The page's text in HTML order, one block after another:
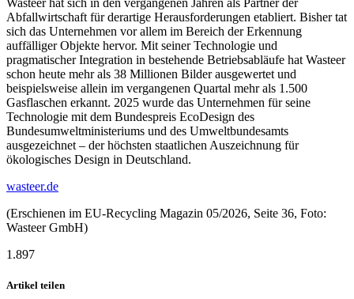
Abfallwirtschaft für derartige Herausforderungen eta­bliert. Bisher tat
sich das Unternehmen vor allem im Bereich der Erkennung
auffälliger Objekte hervor. Mit seiner Technologie und
pragmatischer Integration in bestehende Betriebsabläufe hat Wasteer
schon heute mehr als 38 Millionen Bilder ausgewertet und
beispielsweise allein im vergangenen Quartal mehr als 1.500
Gasflaschen erkannt. 2025 wurde das Unternehmen für seine
Technologie mit dem Bundespreis EcoDesign des
Bundesumweltministeriums und des Umweltbundesamts
ausgezeichnet – der höchsten staatlichen Auszeichnung für
ökologisches Design in Deutschland.
wasteer.de
(Erschienen im EU-Recycling Magazin 05/2026, Seite 36, Foto:
Wasteer GmbH)
1.897
Artikel teilen